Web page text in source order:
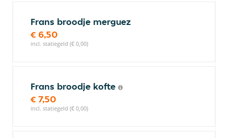
Frans broodje merguez
€ 6,50
incl. statiegeld (€ 0,00)
Frans broodje kofte
€ 7,50
incl. statiegeld (€ 0,00)